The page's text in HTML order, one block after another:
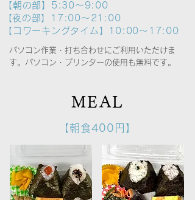
【朝の部】5:30～9:00
​【夜の部】17:00～21:00
【コワーキングタイム】10:00～17:00
パソコン作業・打ち合わせにご利用いただけま
す。パソコン・プリンターの使用も無料です。
MEAL
【朝食400円】